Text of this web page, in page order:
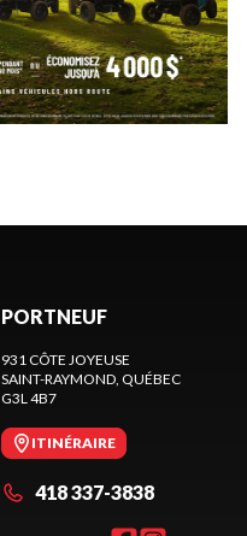
PORTNEUF
931 CÔTE JOYEUSE
SAINT-RAYMOND, QUÉBEC
G3L 4B7
ITINÉRAIRE
418 337-3838